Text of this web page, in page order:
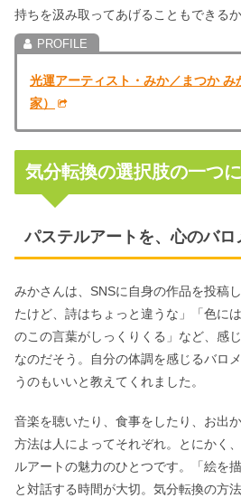
持ちを汲み取ってあげることもできる
光運アーティスト・みか／まつか み
家）
気分転換の選択肢の一つに
パステルアートを、心のバロ
みかさんは、SNSに自身の作品を投稿
たけど、詩はちょっと違うな」「色に
のこの言葉がしっくりくる」など、感
なのだそう。自分の体調を感じるバロ
うのもいいと教えてくれました。
音楽を聴いたり、食事をしたり、お出
方法は人によってそれぞれ。とにかく
ルアートの魅力のひとつです。「絵を
と対話する時間が大切。気分転換の方